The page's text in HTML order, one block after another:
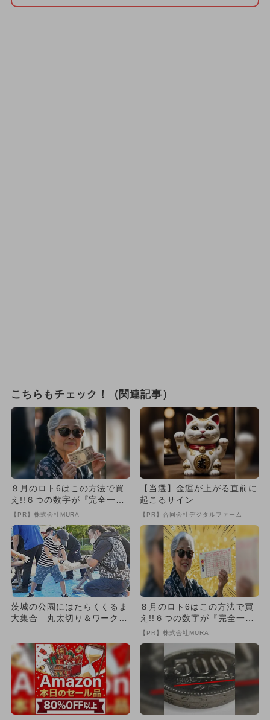
こちらもチェック！（関連記事）
８月のロト6はこの方法で買
え!!６つの数字が『完全一
致』する方法
【PR】株式会社MURA
【当選】金運が上がる直前に
起こるサイン
【PR】合同会社デジタルファーム
茨城の公園にはたらくくるま
大集合 丸太切り＆ワークシ
８月のロト6はこの方法で買
え!!６つの数字が『完全一
致』する方法
【PR】株式会社MURA